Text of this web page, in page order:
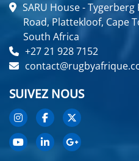
SARU House -
Road, Plattekloof, Cape
South Africa
+27 21 928 7152
SUIVEZ NOUS